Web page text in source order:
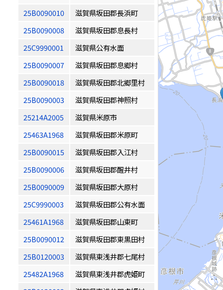
25B0090010
滋賀県坂田郡長浜町
25B0090008
滋賀県坂田郡息長村
25C9990001
滋賀県公有水面
25B0090007
滋賀県坂田郡息郷村
25B0090018
滋賀県坂田郡北郷里村
25B0090003
滋賀県坂田郡神照村
25214A2005
滋賀県米原市
25463A1968
滋賀県坂田郡米原町
25B0090015
滋賀県坂田郡入江村
25B0090006
滋賀県坂田郡醒井村
25B0090009
滋賀県坂田郡大原村
25C9990003
滋賀県坂田郡公有水面
25461A1968
滋賀県坂田郡山東町
25B0090012
滋賀県坂田郡東黒田村
25B0120003
滋賀県東浅井郡七尾村
25482A1968
滋賀県東浅井郡虎姫町